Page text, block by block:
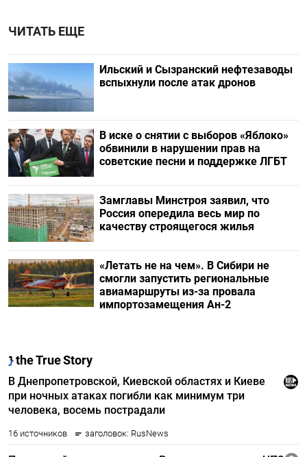
ЧИТАТЬ ЕЩЕ
Ильский и Сызранский нефтезаводы
вспыхнули после атак дронов
В иске о снятии с выборов «Яблоко»
обвинили в нарушении прав на
советские песни и поддержке ЛГБТ
Замглавы Минстроя заявил, что
Россия опередила весь мир по
качеству строящегося жилья
«Летать не на чем». В Сибири не
смогли запустить региональные
авиамаршруты из-за провала
импортозамещения Ан-2